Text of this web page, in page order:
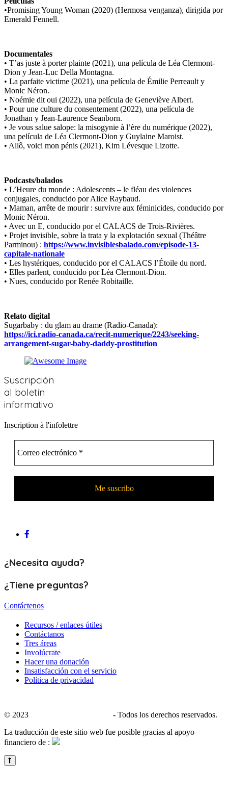
•Promising Young Woman (2020) (Hermosa venganza), dirigida por
Emerald Fennell.
Documentales
• T’as juste à porter plainte (2021), una película de Léa Clermont-
Dion y Jean-Luc Della Montagna.
• La parfaite victime (2021), una película de Émilie Perreault y
Monic Néron.
• Noémie dit oui (2022), una película de Geneviève Albert.
• Pour une culture du consentement (2022), una película de
Jonathan y Jean-Laurence Seanborn.
• Je vous salue salope: la misogynie à l’ère du numérique (2022),
una película de Léa Clermont-Dion y Guylaine Maroist.
• Allô, voici mon pénis (2021), Kim Lévesque Lizotte.
Podcasts/balados
• L’Heure du monde : Adolescents – le fléau des violences
conjugales, conducido por Alice Raybaud.
• Maman, arrête de mourir : survivre aux féminicides, conducido por
Monic Néron.
• Avec un E, conducido por el CALACS de Trois-Rivières.
• Projet invisible, sobre la trata y la explotación sexual (Théâtre
Parminou) : https://www.invisiblesbalado.com/episode-13-
capitale-nationale
• Les hystériques, conducido por el CALACS l’Étoile du nord.
• Elles parlent, conducido por Léa Clermont-Dion.
• Nues, conducido por Renée Robitaille.
Relato digital
Sugarbaby : du glam au drame (Radio-Canada):
https://ici.radio-canada.ca/recit-numerique/2243/seeking-
arrangement-sugar-baby-daddy-prostitution
Suscripción
al boletín
informativo
Inscription à l'infolettre
¿Necesita ayuda?
¿Tiene preguntas?
Contáctenos
Recursos / enlaces útiles
Contáctanos
Tres áreas
Involúcrate
Hacer una donación
Insatisfacción con el servicio
Política de privacidad
© 2023
- Todos los derechos reservados.
La traducción de este sitio web fue posible gracias al apoyo
financiero de :